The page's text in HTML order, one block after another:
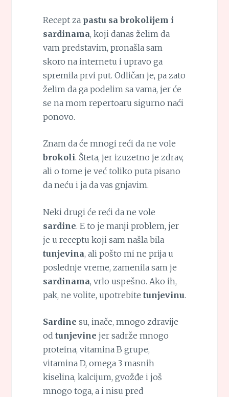
Recept za pastu sa brokolijem i
sardinama, koji danas želim da
vam predstavim, pronašla sam
skoro na internetu i upravo ga
spremila prvi put. Odličan je, pa zato
želim da ga podelim sa vama, jer će
se na mom repertoaru sigurno naći
ponovo.
Znam da će mnogi reći da ne vole
brokoli. Šteta, jer izuzetno je zdrav,
ali o tome je već toliko puta pisano
da neću i ja da vas gnjavim.
Neki drugi će reći da ne vole
sardine. E to je manji problem, jer
je u receptu koji sam našla bila
tunjevina, ali pošto mi ne prija u
poslednje vreme, zamenila sam je
sardinama, vrlo uspešno. Ako ih,
pak, ne volite, upotrebite tunjevinu.
Sardine su, inače, mnogo zdravije
od tunjevine jer sadrže mnogo
proteina, vitamina B grupe,
vitamina D, omega 3 masnih
kiselina, kalcijum, gvožđe i još
mnogo toga, a i nisu pred